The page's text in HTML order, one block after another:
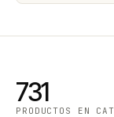
731
PRODUCTOS EN